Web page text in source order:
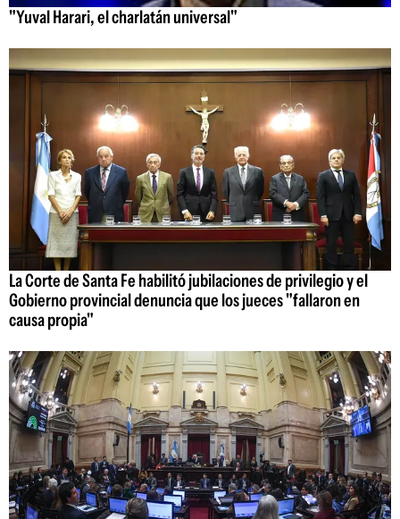
"Yuval Harari, el charlatán universal"
La Corte de Santa Fe habilitó jubilaciones de privilegio y el
Gobierno provincial denuncia que los jueces "fallaron en
causa propia"